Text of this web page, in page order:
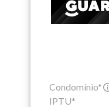
Condomínio*
IPTU*